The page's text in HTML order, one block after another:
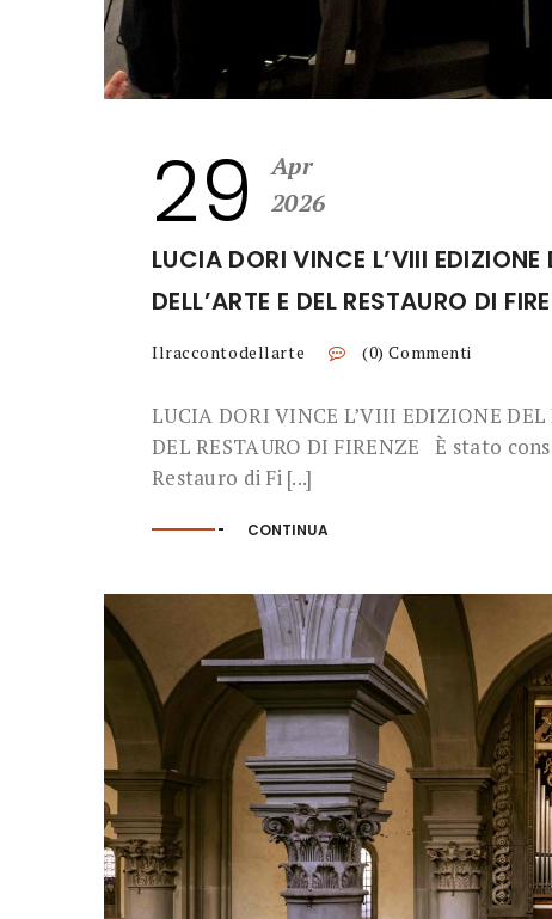
29
Apr
2026
LUCIA DORI VINCE L’VIII EDIZIONE
DELL’ARTE E DEL RESTAURO DI
Ilraccontodellarte (0) Commenti
LUCIA DORI VINCE L’VIII EDIZIONE DEL
DEL RESTAURO DI FIRENZE È stato
Restauro di Fi [...]
CONTINUA